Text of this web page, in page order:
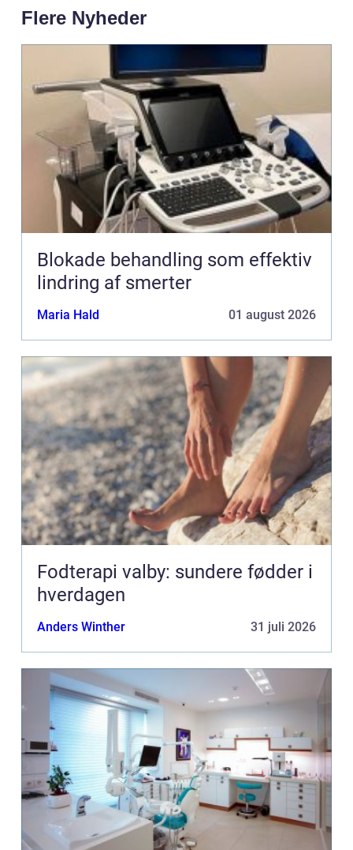
Flere Nyheder
Blokade behandling som effektiv
lindring af smerter
Maria Hald 01 august 2026
Fodterapi valby: sundere fødder i
hverdagen
Anders Winther 31 juli 2026